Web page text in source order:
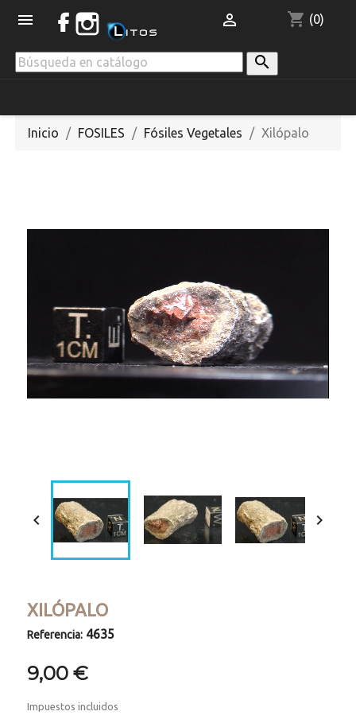
 shopping_cart (0)


Inicio FOSILES Fósiles Vegetales Xilópalo
 
XILÓPALO
Referencia: 4635
9,00 €
Impuestos incluidos